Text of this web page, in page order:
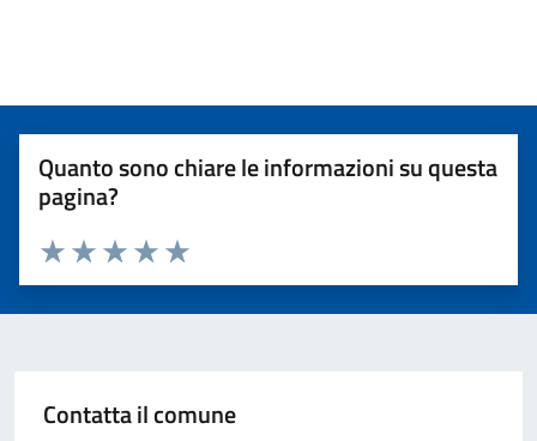
Quanto sono chiare le informazioni su questa
pagina?
Valuta 5 stelle su 5
Valuta 4 stelle su 5
Valuta 3 stelle su 5
Valuta 2 stelle su 5
Valuta 1 stelle su 5
Contatta il comune